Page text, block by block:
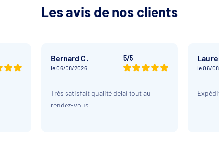
Les avis de nos clients
Bernard C. 5/5
le 06/08/2026
Très satisfait qualité delai tout au
rendez-vous.
le 06/